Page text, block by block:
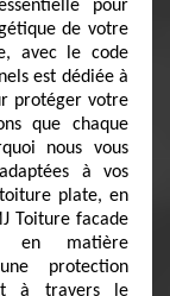
pour
de votre
avec le code
est dédiée à
protéger votre
que chaque
nous vous
à vos
plate, en
Toiture facade
en matière
protection
à travers le